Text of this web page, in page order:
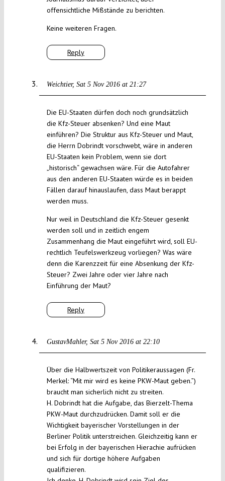
Reply
offensichtliche Mißstände zu berichten.
Keine weiteren Fragen.
Weichtier Sat 5 Nov 2016 at 21:27
Reply
Die EU-Staaten dürfen doch noch grundsätzlich
die Kfz-Steuer absenken? Und eine Maut
einführen? Die Struktur aus Kfz-Steuer und Maut,
die Herrn Dobrindt vorschwebt, wäre in anderen
EU-Staaten kein Problem, wenn sie dort
„historisch“ gewachsen wäre. Für die Autofahrer
aus den anderen EU-Staaten würde es in beiden
Fällen darauf hinauslaufen, dass Maut berappt
werden muss.
Nur weil in Deutschland die Kfz-Steuer gesenkt
werden soll und in zeitlich engem
Zusammenhang die Maut eingeführt wird, soll EU-
rechtlich Teufelswerkzeug vorliegen? Was wäre
denn die Karenzzeit für eine Absenkung der Kfz-
Steuer? Zwei Jahre oder vier Jahre nach
Einführung der Maut?
GustavMahler Sat 5 Nov 2016 at 22:10
Über die Halbwertszeit von Politikeraussagen (Fr.
Merkel: “Mit mir wird es keine PKW-Maut geben.”)
braucht man sicherlich nicht zu streiten.
H. Dobrindt hat die Aufgabe, das Bierzelt-Thema
PKW-Maut durchzudrücken. Damit soll er die
Wichtigkeit bayerischer Vorstellungen in der
Berliner Politik unterstreichen. Gleichzeitig kann er
bei Erfolg in der bayerischen Hierachie aufrücken
und sich für dortige höhere Aufgaben
qualifizieren.